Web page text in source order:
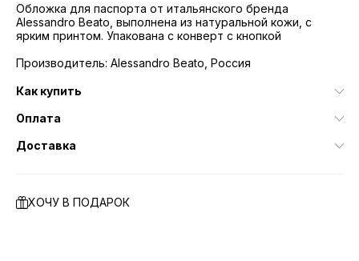
Обложка для паспорта от итальянского бренда
Alessandro Beato, выполнена из натуральной кожи, с
ярким принтом. Упакована с конверт с кнопкой
Производитель: Alessandro Beato, Россия
Как купить
Оплата
Доставка
ХОЧУ В ПОДАРОК